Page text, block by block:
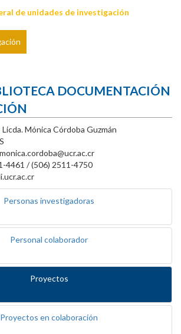
de unidades de investigación
DOCUMENTACIÓN
Licda. Mónica Córdoba Guzmán
monica.cordoba@ucr.ac.cr
4461 / (506) 2511-4750
Personas investigadoras
Personal colaborador
Proyectos
Proyectos en colaboración